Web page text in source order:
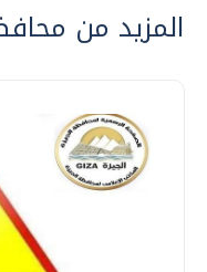
المزيد من